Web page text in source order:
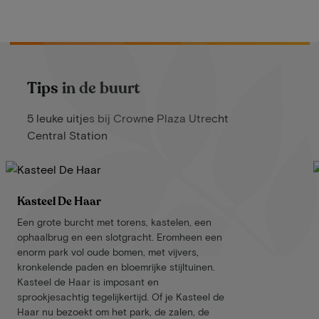
Tips in de buurt
5 leuke uitjes bij Crowne Plaza Utrecht
Central Station
Kasteel De Haar
Een grote burcht met torens, kastelen, een
ophaalbrug en een slotgracht. Eromheen een
enorm park vol oude bomen, met vijvers,
kronkelende paden en bloemrijke stijltuinen.
Kasteel de Haar is imposant en
sprookjesachtig tegelijkertijd. Of je Kasteel de
Haar nu bezoekt om het park, de zalen, de